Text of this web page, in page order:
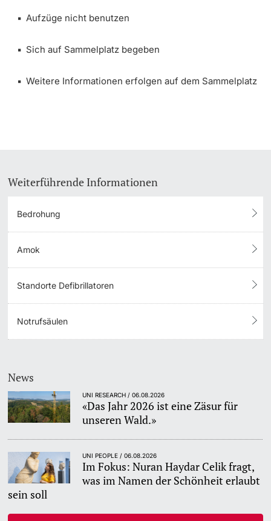
weitere Informationen
Dozierende
Aufzüge nicht benutzen
Sich auf Sammelplatz begeben
Weitere Informationen erfolgen auf dem Sammelplatz
Weiterführende Informationen
Bedrohung
Amok
Standorte Defibrillatoren
Notrufsäulen
News
UNI RESEARCH / 06.08.2026
«Das Jahr 2026 ist eine Zäsur für
unseren Wald.»
UNI PEOPLE / 06.08.2026
Im Fokus: Nuran Haydar Celik fragt,
was im Namen der Schönheit erlaubt
sein soll